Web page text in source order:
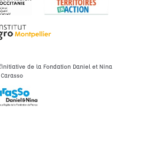
de la Fondation Daniel et Nina
Carasso